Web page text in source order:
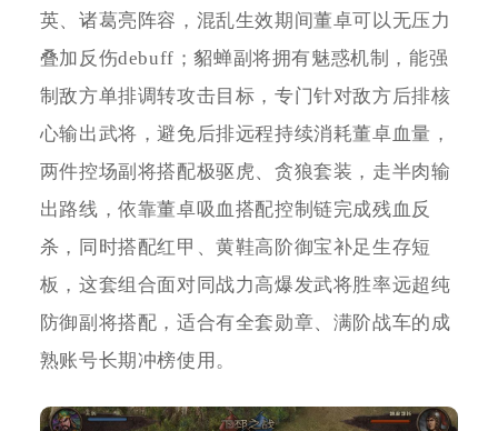
英、诸葛亮阵容，混乱生效期间董卓可以无压力
叠加反伤debuff；貂蝉副将拥有魅惑机制，能强
制敌方单排调转攻击目标，专门针对敌方后排核
心输出武将，避免后排远程持续消耗董卓血量，
两件控场副将搭配极驱虎、贪狼套装，走半肉输
出路线，依靠董卓吸血搭配控制链完成残血反
杀，同时搭配红甲、黄鞋高阶御宝补足生存短
板，这套组合面对同战力高爆发武将胜率远超纯
防御副将搭配，适合有全套勋章、满阶战车的成
熟账号长期冲榜使用。